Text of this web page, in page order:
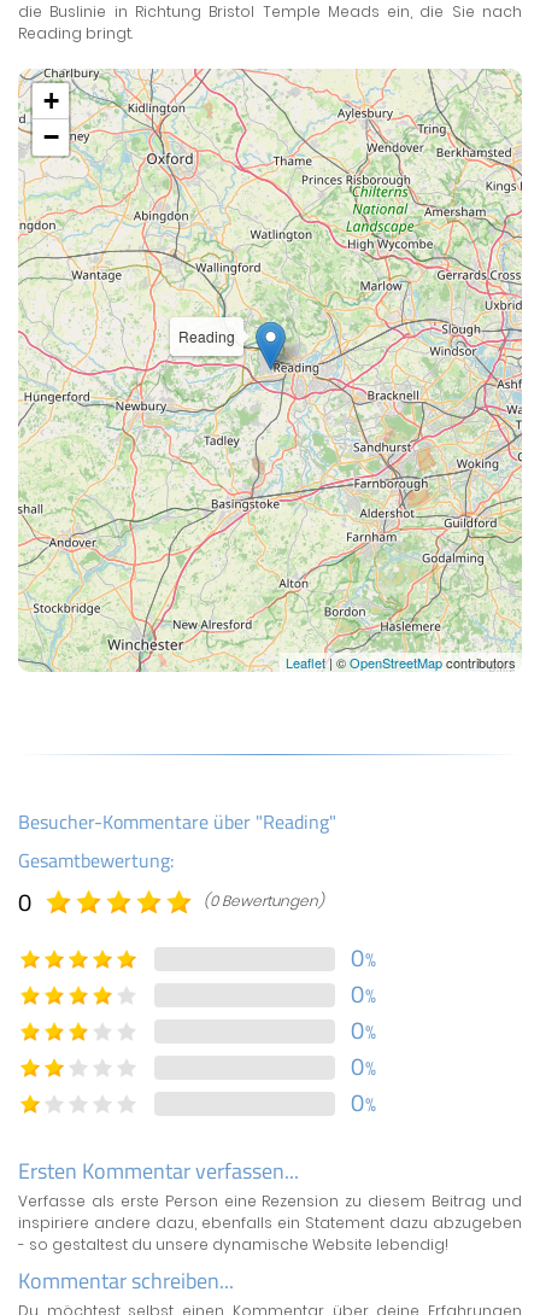
die Buslinie in Richtung Bristol Temple Meads ein, die Sie nach
Reading bringt.
Reading
+
−
Leaflet| ©OpenStreetMapcontributors
Besucher-Kommentare über "Reading"
Gesamtbewertung:
0 (0 Bewertungen)
0%
0%
0%
0%
0%
Ersten Kommentar verfassen...
Verfasse als erste Person eine Rezension zu diesem Beitrag und
inspiriere andere dazu, ebenfalls ein Statement dazu abzugeben
- so gestaltest du unsere dynamische Website lebendig!
Kommentar schreiben...
Du möchtest selbst einen Kommentar über deine Erfahrungen